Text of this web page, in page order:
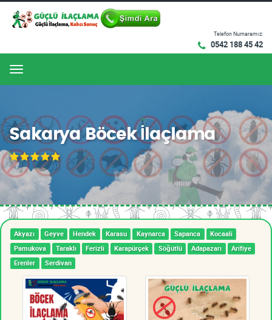
Telefon Numaramız:
0542 188 45 42
Menu
Sakarya Böcek İlaçlama
Akyazı Geyve Hendek Karasu Kaynarca Sapanca
Kocaali
Pamukova
Taraklı Ferizli Karapürçek Söğütlü Adapazarı
Arifiye
Erenler
Serdivan